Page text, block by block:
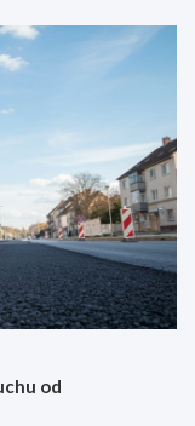
od